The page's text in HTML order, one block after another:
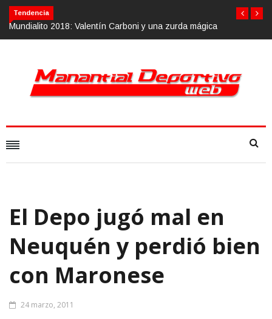
Tendencia
2018: Valentín Carboni y una zurda mágicaCalvario Race 2018,
El Depo jugó mal en
Neuquén y perdió bien
con Maronese
24 marzo, 2011